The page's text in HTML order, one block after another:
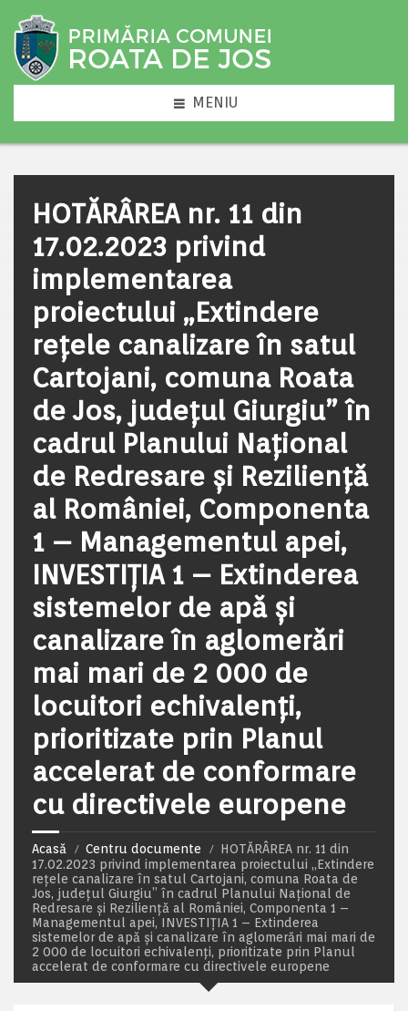
MENIU
HOTĂRÂREA nr. 11 din
17.02.2023 privind
implementarea
proiectului „Extindere
rețele canalizare în satul
Cartojani, comuna Roata
de Jos, județul Giurgiu” în
cadrul Planului Național
de Redresare și Reziliență
al României, Componenta
1 – Managementul apei,
INVESTIȚIA 1 – Extinderea
sistemelor de apă și
canalizare în aglomerări
mai mari de 2 000 de
locuitori echivalenți,
prioritizate prin Planul
accelerat de conformare
cu directivele europene
Acasă Centru documente
HOTĂRÂREA nr. 11 din
17.02.2023 privind implementarea proiectului „Extindere
rețele canalizare în satul Cartojani, comuna Roata de
Jos, județul Giurgiu” în cadrul Planului Național de
Redresare și Reziliență al României, Componenta 1 –
Managementul apei, INVESTIȚIA 1 – Extinderea
sistemelor de apă și canalizare în aglomerări mai mari de
2 000 de locuitori echivalenți, prioritizate prin Planul
accelerat de conformare cu directivele europene